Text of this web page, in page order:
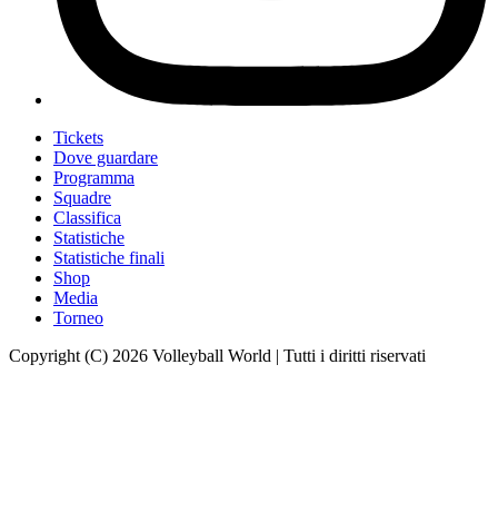
Tickets
Dove guardare
Programma
Squadre
Classifica
Statistiche
Statistiche finali
Shop
Media
Torneo
Copyright (C) 2026 Volleyball World | Tutti i diritti riservati